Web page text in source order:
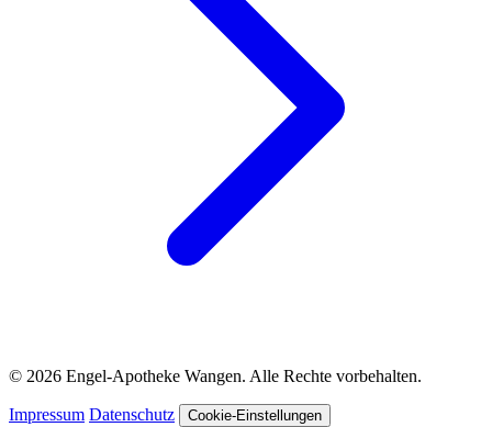
© 2026 Engel-Apotheke Wangen. Alle Rechte vorbehalten.
Impressum Datenschutz Cookie-Einstellungen